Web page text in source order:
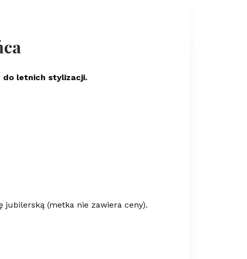
do letnich stylizacji.
jubilerską (metka nie zawiera ceny).